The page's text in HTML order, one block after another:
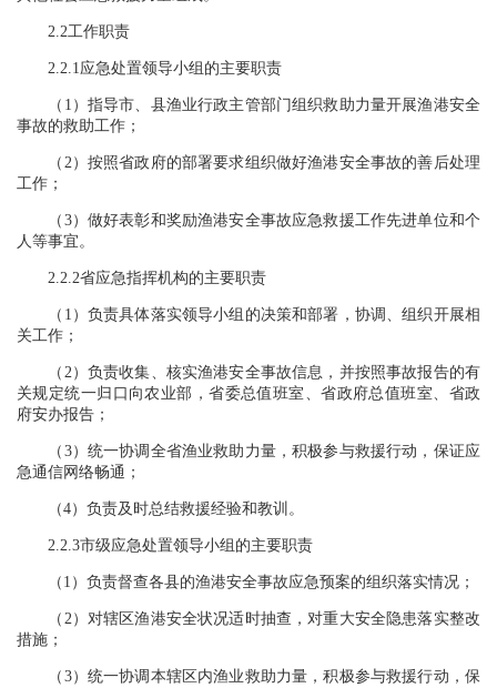
2.2工作职责
2.2.1应急处置领导小组的主要职责
（1）指导市、县渔业行政主管部门组织救助力量开展渔港安全
事故的救助工作；
（2）按照省政府的部署要求组织做好渔港安全事故的善后处理
工作；
（3）做好表彰和奖励渔港安全事故应急救援工作先进单位和个
人等事宜。
2.2.2省应急指挥机构的主要职责
（1）负责具体落实领导小组的决策和部署，协调、组织开展相
关工作；
（2）负责收集、核实渔港安全事故信息，并按照事故报告的有
关规定统一归口向农业部，省委总值班室、省政府总值班室、省政
府安办报告；
（3）统一协调全省渔业救助力量，积极参与救援行动，保证应
急通信网络畅通；
（4）负责及时总结救援经验和教训。
2.2.3市级应急处置领导小组的主要职责
（1）负责督查各县的渔港安全事故应急预案的组织落实情况；
（2）对辖区渔港安全状况适时抽查，对重大安全隐患落实整改
措施；
（3）统一协调本辖区内渔业救助力量，积极参与救援行动，保